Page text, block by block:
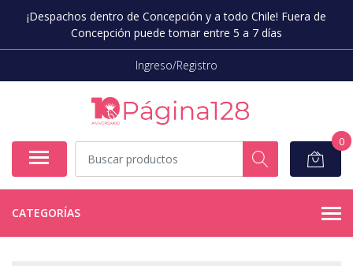
¡Despachos dentro de Concepción y a todo Chile! Fuera de
Concepción puede tomar entre 5 a 7 días
Ingreso/Registro
0
CATEGORÍAS